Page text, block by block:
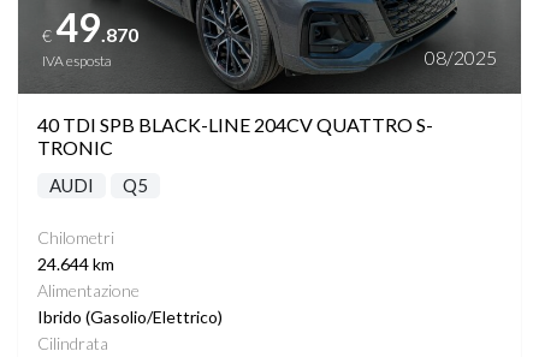
NAVIGAZIONE PLUS MMI
PARKTRONIC ANTERIORE E POSTERIORE
€49 .870
IVA esposta 08/2025
40 TDI SPB BLACK-LINE 204CV QUATTRO S-
TRONIC
AUDI Q5
Chilometri
24.644 km
Alimentazione
Ibrido (Gasolio/Elettrico)
Cilindrata